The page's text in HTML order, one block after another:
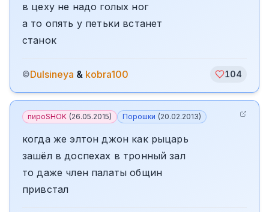
в цеху не надо голых ног
а то опять у петьки встанет
станок
©Dulsineya & kobra100 104
пироSHOK (26.05.2015) Порошки (20.02.2013)
когда же элтон джон как рыцарь
зашёл в доспехах в тронный зал
то даже член палаты общин
привстал